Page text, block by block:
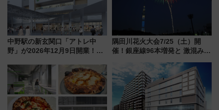
中野駅の新玄関口「アトレ中
野」が2026年12月9日開業！新
注目スポット
隅田川花火大会7/25（土）開
催！銀座線96本増発と 激混みの
アクセス攻略法、2万発の花火が
都心の夜に！